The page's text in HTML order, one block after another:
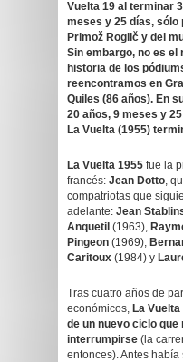
Vuelta 19 al terminar
meses y 25 días,
Primož Roglič y del
Sin embargo, no es
historia de los
reencontramos en
Quiles (86 años). En
20 años, 9 meses y
La Vuelta (1955)
La Vuelta 1955 fue la
francés: Jean Dotto,
compatriotas que
adelante: Jean
Anquetil (1963),
Pingeon (1969),
Caritoux (1984) y
Tras cuatro años de
económicos, La
de un nuevo ciclo que
interrumpirse (la
entonces). Antes